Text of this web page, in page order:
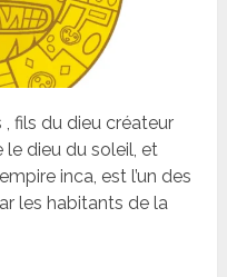
, fils du dieu créateur
le dieu du soleil, et
inca, est l’un des
les habitants de la